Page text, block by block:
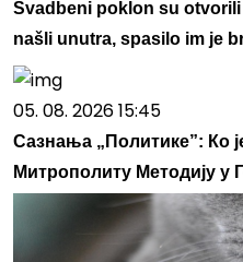
Svadbeni poklon su
našli unutra, spasilo im je
05. 08. 2026 15:45
Сазнања „Политике”: Ко
Митрополиту Методију у